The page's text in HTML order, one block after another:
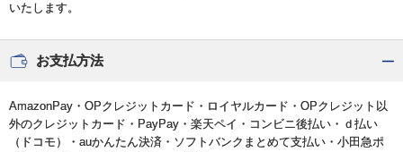
いたします。
お支払方法
AmazonPay・OPクレジットカード・ロイヤルカード・OPクレジット以
外のクレジットカード・PayPay・楽天ペイ・コンビニ後払い・ｄ払い
（ドコモ）・auかんたん決済・ソフトバンクまとめて支払い・小田急ポ